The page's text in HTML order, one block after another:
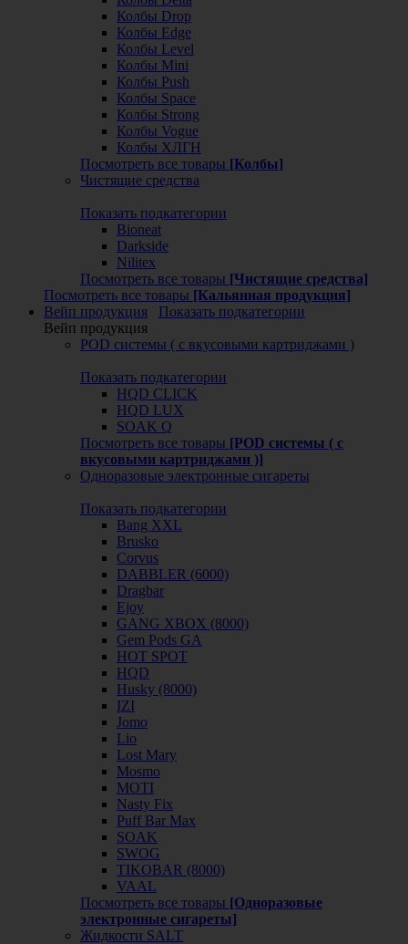
Колбы Drop
Колбы Edge
Колбы Level
Колбы Mini
Колбы Push
Колбы Space
Колбы Strong
Колбы Vogue
Колбы ХЛГН
Посмотреть все товары [Колбы]
Чистящие средства
Показать подкатегории
Bioneat
Darkside
Nilitex
Посмотреть все товары [Чистящие средства]
Посмотреть все товары [Кальянная продукция]
Вейп продукция
Показать подкатегории
Вейп продукция
POD системы ( с вкусовыми картриджами )
Показать подкатегории
HQD CLICK
HQD LUX
SOAK Q
Посмотреть все товары [POD системы ( с
вкусовыми картриджами )]
Одноразовые электронные сигареты
Показать подкатегории
Bang XXL
Brusko
Corvus
DABBLER (6000)
Dragbar
Ejoy
GANG XBOX (8000)
Gem Pods GA
HOT SPOT
HQD
Husky (8000)
IZI
Jomo
Lio
Lost Mary
Mosmo
MOTI
Nasty Fix
Puff Bar Max
SOAK
SWOG
TIKOBAR (8000)
VAAL
Посмотреть все товары [Одноразовые
электронные сигареты]
Жидкости SALT